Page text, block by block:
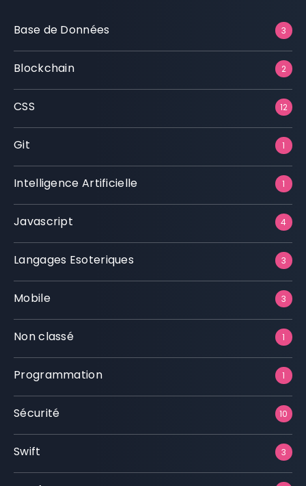
Base de Données 3
Blockchain 2
CSS 12
Git 1
Intelligence Artificielle 1
Javascript 4
Langages Esoteriques 3
Mobile 3
Non classé 1
Programmation 1
Sécurité 10
Swift 3